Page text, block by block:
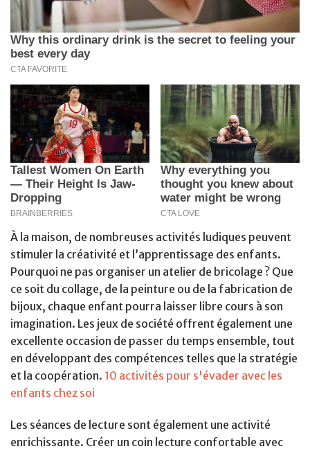
À la maison, de nombreuses activités ludiques peuvent
stimuler la créativité et l’apprentissage des enfants.
Pourquoi ne pas organiser un atelier de bricolage ? Que
ce soit du collage, de la peinture ou de la fabrication de
bijoux, chaque enfant pourra laisser libre cours à son
imagination. Les jeux de société offrent également une
excellente occasion de passer du temps ensemble, tout
en développant des compétences telles que la stratégie
et la coopération. 10 activités pour s'évader avec les
enfants chez soi
Les séances de lecture sont également une activité
enrichissante. Créer un coin lecture confortable avec